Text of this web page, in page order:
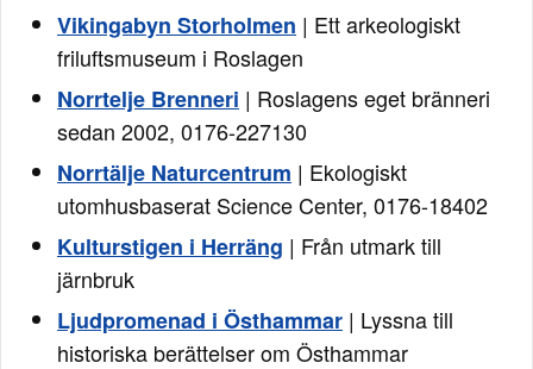
Vikingabyn Storholmen | Ett arkeologiskt
friluftsmuseum i Roslagen
Norrtelje Brenneri | Roslagens eget bränneri
sedan 2002, 0176-227130
Norrtälje Naturcentrum | Ekologiskt
utomhusbaserat Science Center, 0176-18402
Kulturstigen i Herräng | Från utmark till
järnbruk
Ljudpromenad i Östhammar | Lyssna till
historiska berättelser om Östhammar